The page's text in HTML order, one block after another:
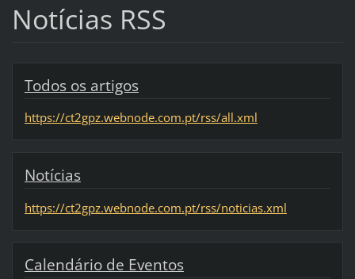
Notícias RSS
Todos os artigos
https://ct2gpz.webnode.com.pt/rss/all.xml
Notícias
https://ct2gpz.webnode.com.pt/rss/noticias.xml
Calendário de Eventos